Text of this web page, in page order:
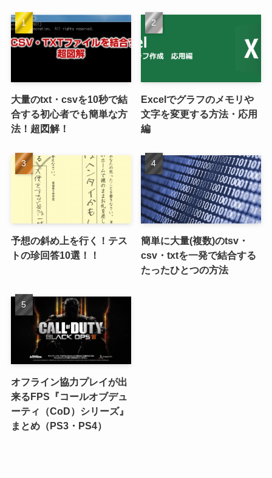
大量のtxt・csvを10秒で結
合する初心者でも簡単な方
法！超図解！
Excelでグラフのメモリや
文字を変更する方法・応用
編
予想の斜め上を行く！テス
トの珍回答10選！！
簡単に大量(複数)のtsv・
csv・txtを一発で結合する
たったひとつの方法
オフライン協力プレイが出
来るFPS『コールオブデュ
ーティ（CoD）シリーズ』
まとめ（PS3・PS4）